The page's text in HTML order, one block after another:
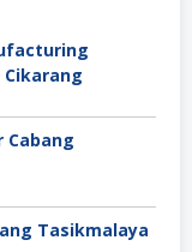
Cabang
Tasikmalaya